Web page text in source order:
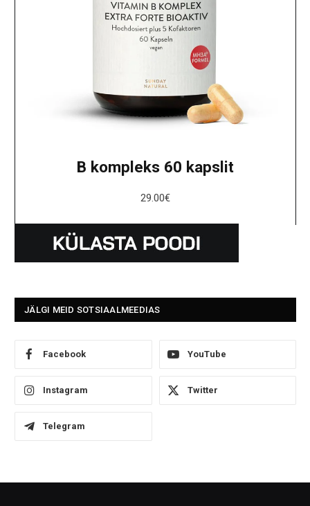
B kompleks 60 kapslit
29.00€
JÄLGI MEID SOTSIAALMEEDIAS
Facebook YouTube
Instagram Twitter
Telegram